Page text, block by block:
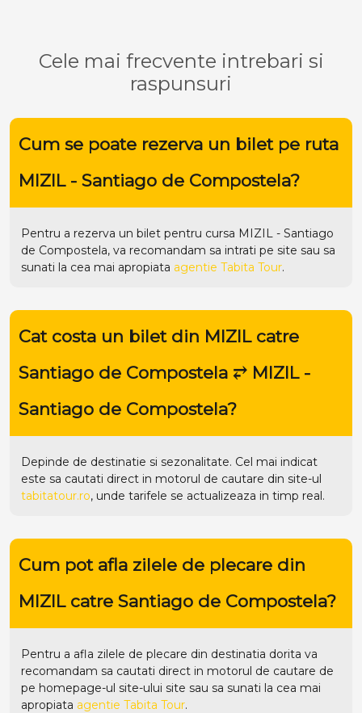
Cele mai frecvente intrebari si
raspunsuri
Cum se poate rezerva un bilet pe ruta
MIZIL - Santiago de Compostela?
Pentru a rezerva un bilet pentru cursa MIZIL - Santiago
de Compostela, va recomandam sa intrati pe site sau sa
sunati la cea mai apropiata agentie Tabita Tour.
Cat costa un bilet din MIZIL catre
Santiago de Compostela ⥂ MIZIL -
Santiago de Compostela?
Depinde de destinatie si sezonalitate. Cel mai indicat
este sa cautati direct in motorul de cautare din site-ul
tabitatour.ro, unde tarifele se actualizeaza in timp real.
Cum pot afla zilele de plecare din
MIZIL catre Santiago de Compostela?
Pentru a afla zilele de plecare din destinatia dorita va
recomandam sa cautati direct in motorul de cautare de
pe homepage-ul site-ului site sau sa sunati la cea mai
apropiata agentie Tabita Tour.